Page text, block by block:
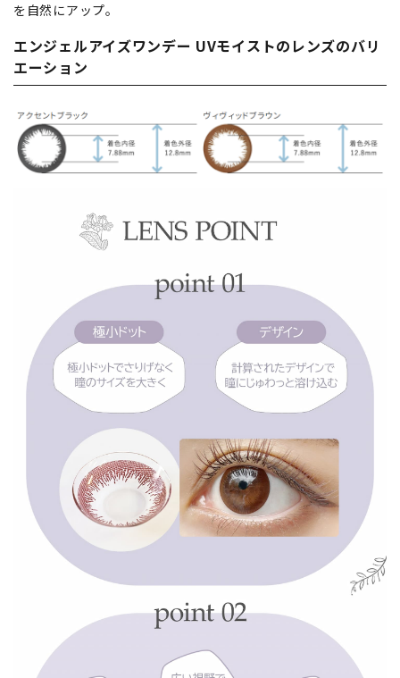
を自然にアップ。
エンジェルアイズワンデー UVモイストのレンズのバリ
エーション